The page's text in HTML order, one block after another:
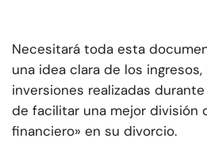
Necesitará toda esta
una idea clara de los
inversiones realizadas
de facilitar una mejor división
financiero» en su divorcio.